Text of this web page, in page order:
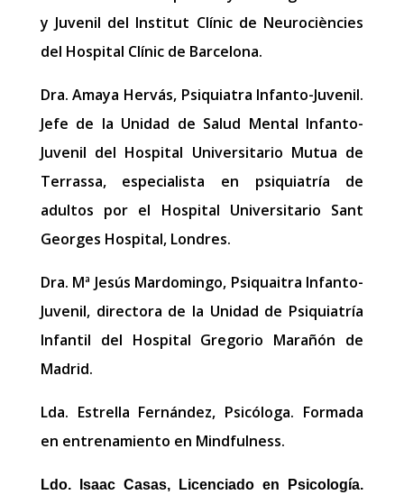
y Juvenil del Institut Clínic de Neurociències
del Hospital Clínic de Barcelona.
Dra. Amaya Hervás, Psiquiatra Infanto-Juvenil.
Jefe de la Unidad de Salud Mental Infanto-
Juvenil del Hospital Universitario Mutua de
Terrassa, especialista en psiquiatría de
adultos por el Hospital Universitario Sant
Georges Hospital, Londres.
Dra. Mª Jesús Mardomingo, Psiquaitra Infanto-
Juvenil, directora de la Unidad de Psiquiatría
Infantil del Hospital Gregorio Marañón de
Madrid.
Lda. Estrella Fernández, Psicóloga. Formada
en entrenamiento en Mindfulness.
Ldo. Isaac Casas, Licenciado en Psicología.